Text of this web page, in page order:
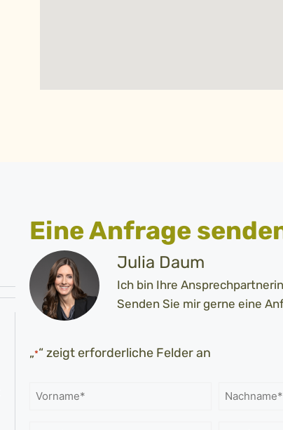
Eine Anfrage
Julia Daum
Ich bin Ihre
Senden Sie mir gerne eine
„*“ zeigt erforderliche Felder an
Name*